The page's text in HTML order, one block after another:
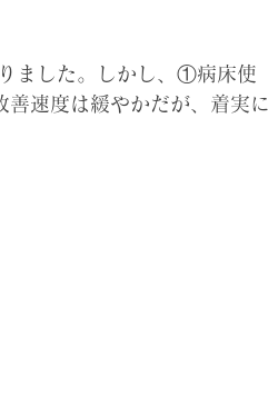
ました。しかし、①病床使
速度は緩やかだが、着実に